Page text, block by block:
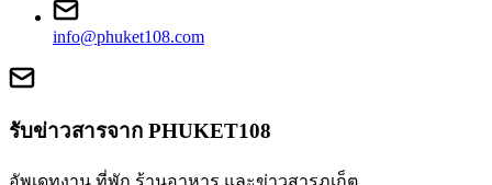
info@phuket108.com
รับข่าวสารจาก PHUKET108
อัพเดทงาน ที่พัก ร้านอาหาร และข่าวสารภูเก็ต